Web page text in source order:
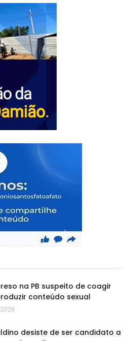
na PB suspeito de coagir
conteúdo sexual
desiste de ser candidato a